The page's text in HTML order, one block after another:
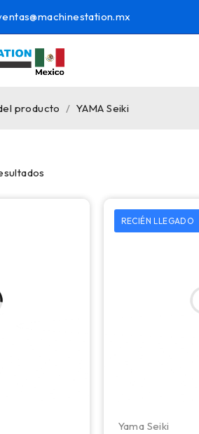
producto / YAMA Seiki
RECIÉN LLEGADO
Yama Seiki